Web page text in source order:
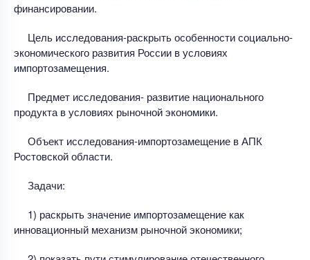
финансировании.
Цель исследования-раскрыть особенности социально-
экономического развития России в условиях
импортозамещения.
Предмет исследования- развитие национального
продукта в условиях рыночной экономики.
Объект исследования-импортозамещение в АПК
Ростовской области.
Задачи:
1) раскрыть значение импортозамещение как
инновационный механизм рыночной экономики;